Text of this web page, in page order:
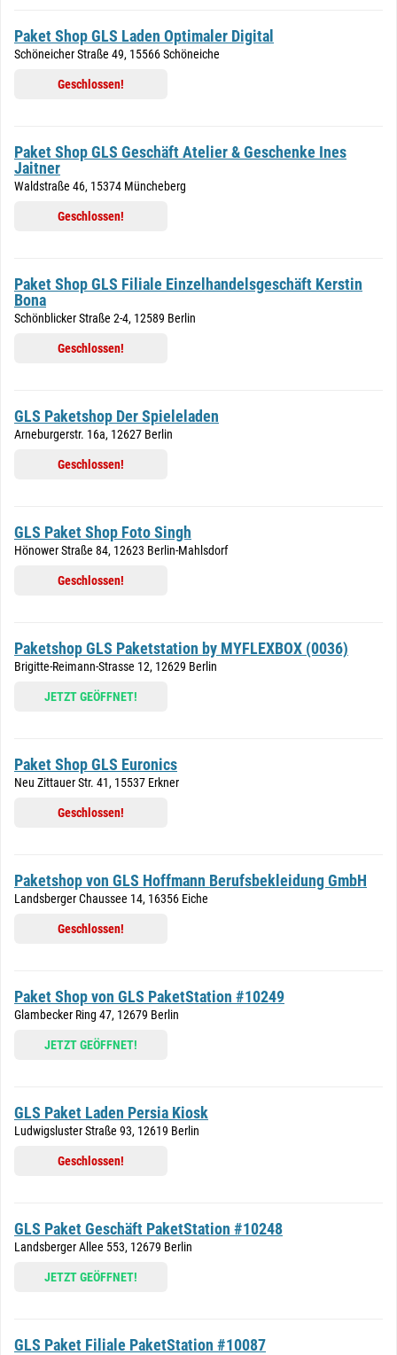
Paket Shop GLS Laden Optimaler Digital
Schöneicher Straße 49, 15566 Schöneiche
Geschlossen!
Paket Shop GLS Geschäft Atelier & Geschenke Ines
Jaitner
Waldstraße 46, 15374 Müncheberg
Geschlossen!
Paket Shop GLS Filiale Einzelhandelsgeschäft Kerstin
Bona
Schönblicker Straße 2-4, 12589 Berlin
Geschlossen!
GLS Paketshop Der Spieleladen
Arneburgerstr. 16a, 12627 Berlin
Geschlossen!
GLS Paket Shop Foto Singh
Hönower Straße 84, 12623 Berlin-Mahlsdorf
Geschlossen!
Paketshop GLS Paketstation by MYFLEXBOX (0036)
Brigitte-Reimann-Strasse 12, 12629 Berlin
JETZT GEÖFFNET!
Paket Shop GLS Euronics
Neu Zittauer Str. 41, 15537 Erkner
Geschlossen!
Paketshop von GLS Hoffmann Berufsbekleidung GmbH
Landsberger Chaussee 14, 16356 Eiche
Geschlossen!
Paket Shop von GLS PaketStation #10249
Glambecker Ring 47, 12679 Berlin
JETZT GEÖFFNET!
GLS Paket Laden Persia Kiosk
Ludwigsluster Straße 93, 12619 Berlin
Geschlossen!
GLS Paket Geschäft PaketStation #10248
Landsberger Allee 553, 12679 Berlin
JETZT GEÖFFNET!
GLS Paket Filiale PaketStation #10087